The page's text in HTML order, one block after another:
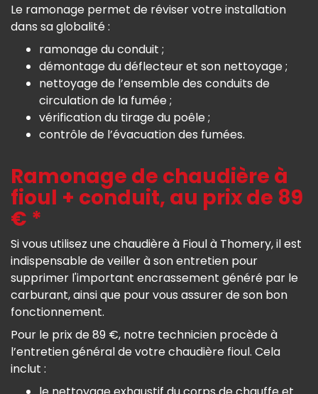
Le ramonage permet de réviser votre installation
dans sa globalité :
ramonage du conduit ;
démontage du déflecteur et son nettoyage ;
nettoyage de l’ensemble des conduits de
circulation de la fumée ;
vérification du tirage du poêle ;
contrôle de l’évacuation des fumées.
Ramonage de chaudière à
fioul + conduit, au prix de 89
€ *
Si vous utilisez une chaudière à Fioul à Thomery, il est
indispensable de veiller à son entretien pour
supprimer l'important encrassement généré par le
carburant, ainsi que pour vous assurer de son bon
fonctionnement.
Pour le prix de 89 €, notre technicien procède à
l’entretien général de votre chaudière fioul. Cela
inclut :